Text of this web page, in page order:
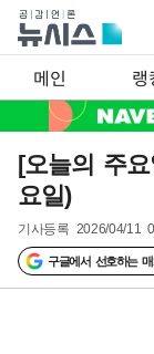
메인 랭
[오늘의 주요
요일)
기사등록 2026/04/11
구글에서 선호하는